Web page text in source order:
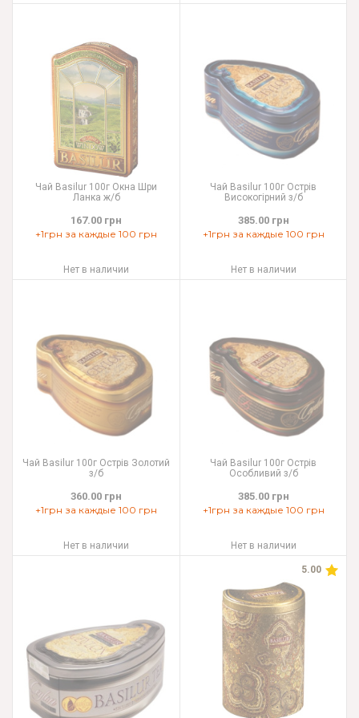
Чай Basilur 100г Окна Шри
Ланка ж/б
167.00 грн
+1грн за каждые 100 грн
Нет в наличии
Чай Basilur 100г Острів
Високогірний з/б
385.00 грн
+1грн за каждые 100 грн
Нет в наличии
Чай Basilur 100г Острів Золотий
з/б
360.00 грн
+1грн за каждые 100 грн
Нет в наличии
Чай Basilur 100г Острів
Особливий з/б
385.00 грн
+1грн за каждые 100 грн
Нет в наличии
5.00